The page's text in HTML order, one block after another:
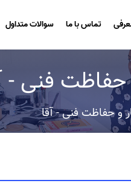
تماس با ما سوالات متداول
حفاظت فنی -
و حفاظت فنی - آقا